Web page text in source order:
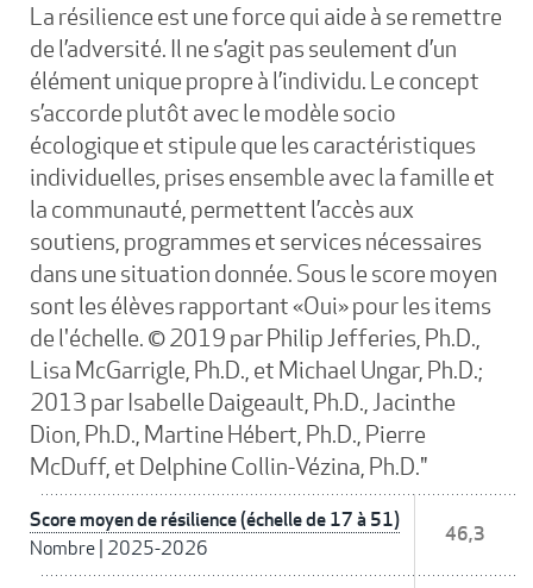
La résilience est une force qui aide à se remettre
de l’adversité. Il ne s’agit pas seulement d’un
élément unique propre à l’individu. Le concept
s’accorde plutôt avec le modèle socio
écologique et stipule que les caractéristiques
individuelles, prises ensemble avec la famille et
la communauté, permettent l’accès aux
soutiens, programmes et services nécessaires
dans une situation donnée. Sous le score moyen
sont les élèves rapportant «Oui» pour les items
de l'échelle. © 2019 par Philip Jefferies, Ph.D.,
Lisa McGarrigle, Ph.D., et Michael Ungar, Ph.D.;
2013 par Isabelle Daigeault, Ph.D., Jacinthe
Dion, Ph.D., Martine Hébert, Ph.D., Pierre
McDuff, et Delphine Collin-Vézina, Ph.D."
Score moyen de résilience (échelle de 17 à 51)
Nombre 2025-2026
46,3